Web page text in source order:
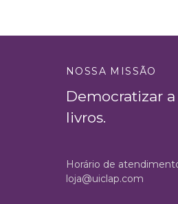
NOSSA MISSÃO
Democratizar
livros.
Horário de
loja@uiclap.com